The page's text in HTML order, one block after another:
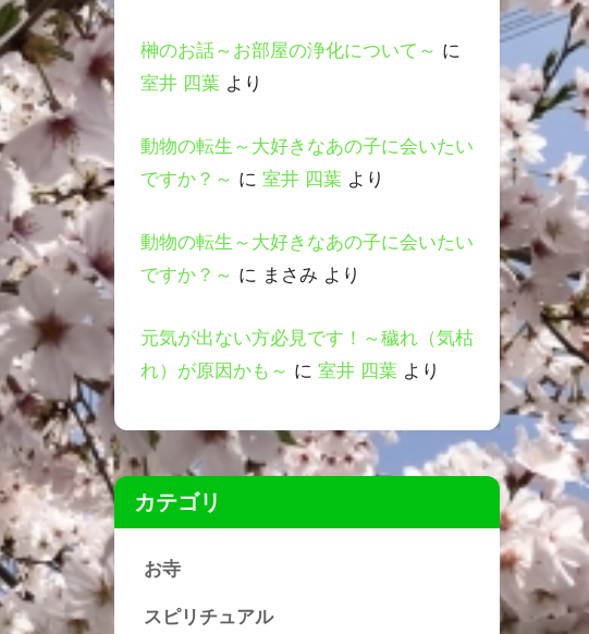
榊のお話～お部屋の浄化について～ に
室井 四葉 より
動物の転生～大好きなあの子に会いたい
ですか？～ に 室井 四葉 より
動物の転生～大好きなあの子に会いたい
ですか？～ に まさみ より
元気が出ない方必見です！～穢れ（気枯
れ）が原因かも～ に 室井 四葉 より
カテゴリ
お寺
スピリチュアル